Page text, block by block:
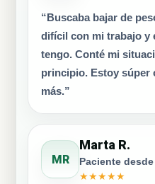
“Buscaba bajar de
difícil con mi trabajo y
tengo. Conté mi
principio. Estoy súper
más.”
MR
Marta R.
Paciente desde
★★★★★